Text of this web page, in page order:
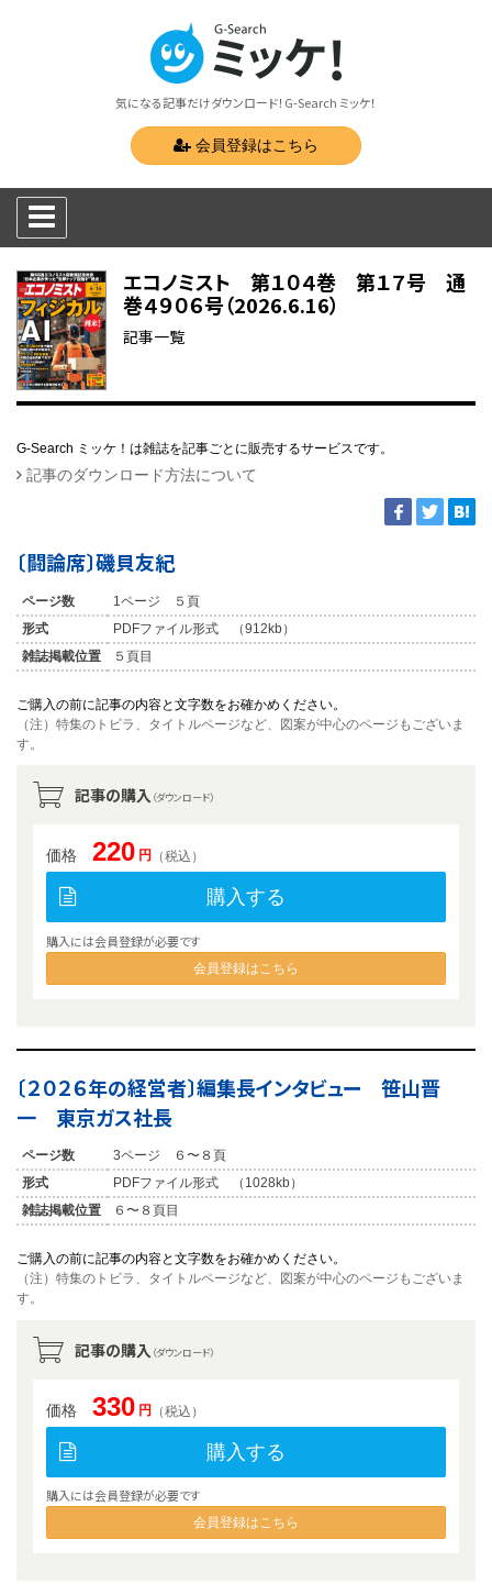
気になる記事だけダウンロード！G-Search ミッケ！
会員登録はこちら
エコノミスト 第１０４巻 第１７号 通
巻４９０６号（2026.6.16）
記事一覧
G-Search ミッケ！は雑誌を記事ごとに販売するサービスです。
記事のダウンロード方法について
〔闘論席〕磯貝友紀
ページ数
1ページ ５頁
形式
PDFファイル形式 （912kb）
雑誌掲載位置
５頁目
ご購入の前に記事の内容と文字数をお確かめください。
（注）特集のトビラ、タイトルページなど、図案が中心のページもございま
す。
記事の購入 （ダウンロード）
価格 220 円 （税込）
購入する
購入には会員登録が必要です
会員登録はこちら
〔２０２６年の経営者〕編集長インタビュー 笹山晋
一 東京ガス社長
ページ数
3ページ ６〜８頁
形式
PDFファイル形式 （1028kb）
雑誌掲載位置
６〜８頁目
ご購入の前に記事の内容と文字数をお確かめください。
（注）特集のトビラ、タイトルページなど、図案が中心のページもございま
す。
記事の購入 （ダウンロード）
価格 330 円 （税込）
購入する
購入には会員登録が必要です
会員登録はこちら